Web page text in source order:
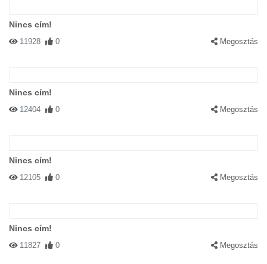
Nincs cím!
11928 0 Megosztás
Nincs cím!
12404 0 Megosztás
Nincs cím!
12105 0 Megosztás
Nincs cím!
11827 0 Megosztás